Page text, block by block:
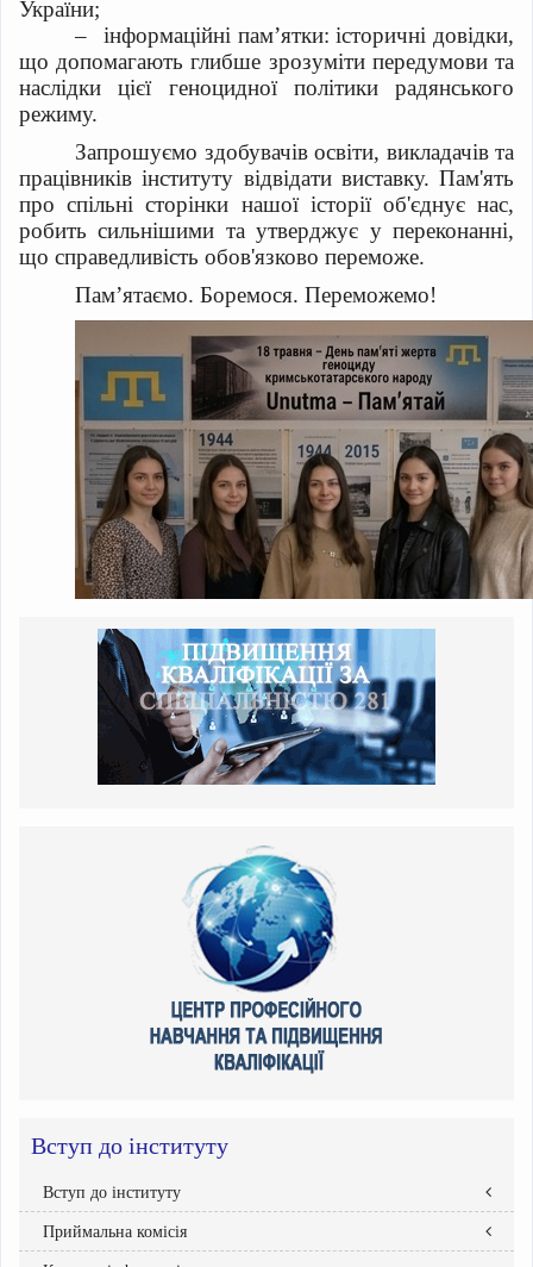
України;
–
інформаційні пам’ятки: історичні довідки,
що допомагають глибше зрозуміти передумови та
наслідки цієї геноцидної політики радянського
режиму.
Запрошуємо здобувачів освіти, викладачів та
працівників інституту відвідати виставку. Пам'ять
про спільні сторінки нашої історії об'єднує нас,
робить сильнішими та утверджує у переконанні,
що справедливість обов'язково переможе.
Пам’ятаємо. Боремося. Переможемо!
Вступ до інституту
Вступ до інституту
Правила прийому
Приймальна комісія